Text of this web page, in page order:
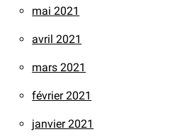
mai 2021
avril 2021
mars 2021
février 2021
janvier 2021